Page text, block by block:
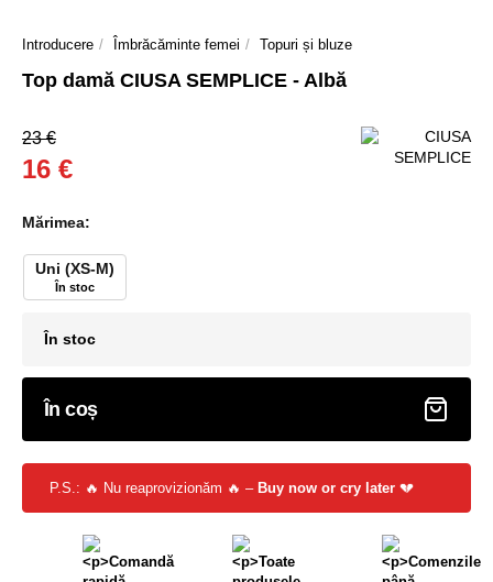
Introducere Îmbrăcăminte femei Topuri și bluze
Top damă CIUSA SEMPLICE - Albă
23 €
16 €
Mărimea:
Uni (XS-M)
În stoc
În stoc
În coș
P.S.: 🔥 Nu reaprovizionăm 🔥 – Buy now or cry later 💔